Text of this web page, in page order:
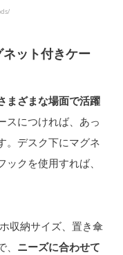
ット付きケー
まざまな場面で活躍
スにつければ、あっ
。デスク下にマグネ
クを使用すれば、
収納サイズ、置き傘
ニーズに合わせて